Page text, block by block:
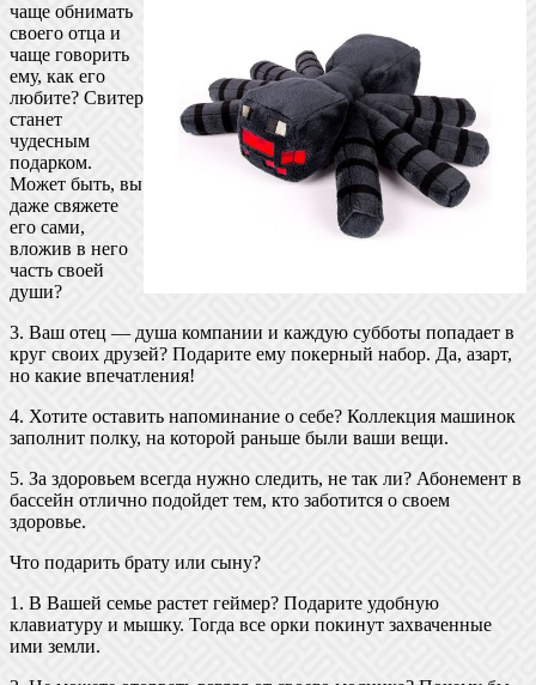
чаще обнимать
своего отца и
чаще говорить
ему, как его
любите? Свитер
станет
чудесным
подарком.
Может быть, вы
даже свяжете
его сами,
вложив в него
часть своей
души?
3. Ваш отец — душа компании и каждую субботы попадает в
круг своих друзей? Подарите ему покерный набор. Да, азарт,
но какие впечатления!
4. Хотите оставить напоминание о себе? Коллекция машинок
заполнит полку, на которой раньше были ваши вещи.
5. За здоровьем всегда нужно следить, не так ли? Абонемент в
бассейн отлично подойдет тем, кто заботится о своем
здоровье.
Что подарить брату или сыну?
1. В Вашей семье растет геймер? Подарите удобную
клавиатуру и мышку. Тогда все орки покинут захваченные
ими земли.